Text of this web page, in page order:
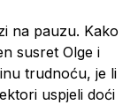
na pauzu. Kako
susret Olge i
trudnoću, je li
uspjeli doći